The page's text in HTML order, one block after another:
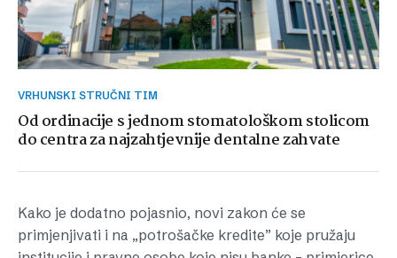
VRHUNSKI STRUČNI TIM
Od ordinacije s jednom stomatološkom stolicom
do centra za najzahtjevnije dentalne zahvate
Kako je dodatno pojasnio, novi zakon će se
primjenjivati i na „potrošačke kredite” koje pružaju